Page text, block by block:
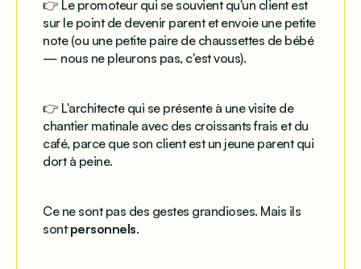
👉 Le promoteur qui se souvient qu'un client est
sur le point de devenir parent et envoie une petite
note (ou une petite paire de chaussettes de bébé
— nous ne pleurons pas, c'est vous).
👉 L'architecte qui se présente à une visite de
chantier matinale avec des croissants frais et du
café, parce que son client est un jeune parent qui
dort à peine.
Ce ne sont pas des gestes grandioses. Mais ils
sont personnels.